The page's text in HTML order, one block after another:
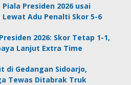
Presiden 2026 usai
Adu Penalti Skor 5-6
2026: Skor Tetap 1-1,
Lanjut Extra Time
di Gedangan Sidoarjo,
Tewas Ditabrak Truk